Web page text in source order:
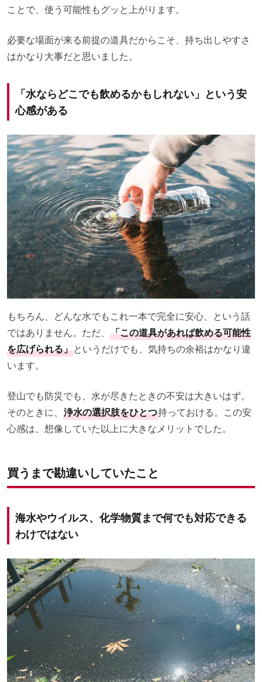
ことで、使う可能性もグッと上がります。
必要な場面が来る前提の道具だからこそ、持ち出しやすさ
はかなり大事だと思いました。
「水ならどこでも飲めるかもしれない」という安
心感がある
もちろん、どんな水でもこれ一本で完全に安心、という話
ではありません。ただ、 「この道具があれば飲める可能性
を広げられる」というだけでも、気持ちの余裕はかなり違
います。
登山でも防災でも、水が尽きたときの不安は大きいはず。
そのときに、 浄水の選択肢をひとつ持っておける。この安
心感は、想像していた以上に大きなメリットでした。
買うまで勘違いしていたこと
海水やウイルス、化学物質まで何でも対応できる
わけではない